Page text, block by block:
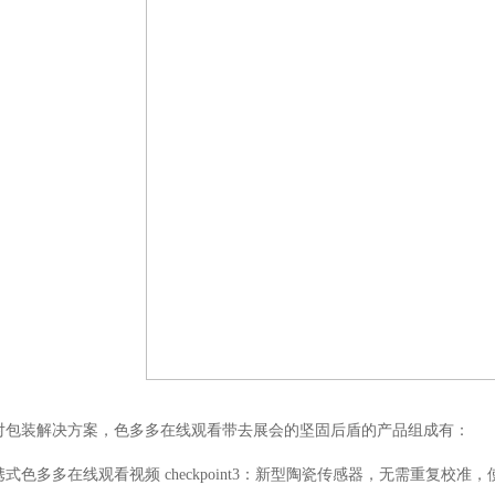
包装解决方案，色多多在线观看带去展会的坚固后盾的产品组成有：
式色多多在线观看视频 checkpoint3：新型陶瓷传感器，无需重复校准，